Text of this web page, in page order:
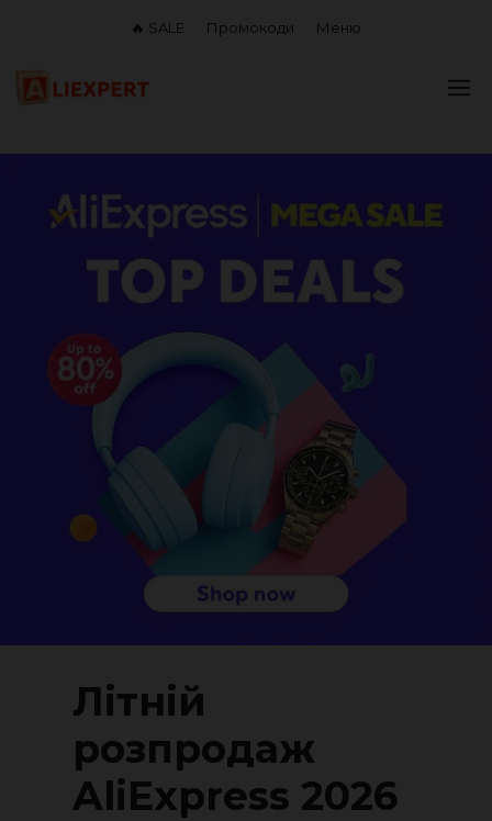
вмісту
🔥 SALE Промокоди Меню
Літній
розпродаж
AliExpress 2026